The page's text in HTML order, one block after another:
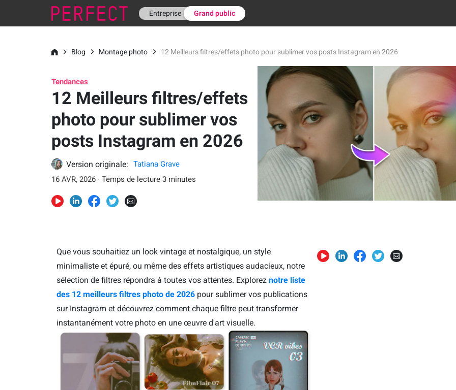
Entreprise Grand public
Blog Montage photo 12 Meilleurs filtres/effets photo pour sublimer vos posts Instagram en 2026
Tendances
12 Meilleurs filtres/effets
photo pour sublimer vos
posts Instagram en 2026
Version originale:
Tatiana Grave
16 AVR, 2026 · Temps de lecture 3 minutes
Que vous souhaitiez un look vintage et nostalgique, un style
minimaliste et épuré, ou même des effets artistiques audacieux, notre
sélection de filtres répondra à toutes vos attentes. Explorez notre liste
des 12 meilleurs filtres photo de 2026pour sublimer vos publications
sur Instagram et découvrez comment chaque filtre peut transformer
instantanément votre photo en une œuvre d'art visuelle.